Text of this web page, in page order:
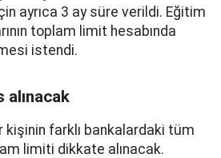
ayrıca 3 ay süre verildi. Eğitim
toplam limit hesabında
istendi.
alınacak
kişinin farklı bankalardaki tüm
limiti dikkate alınacak.